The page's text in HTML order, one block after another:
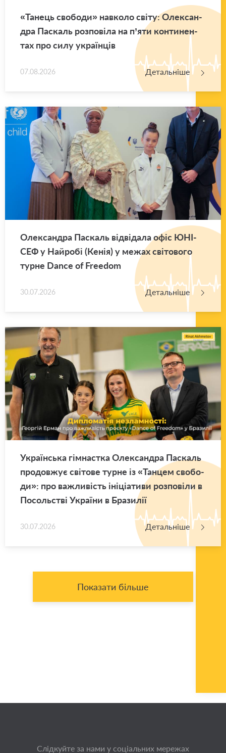
«Та­нець сво­бо­ди» нав­ко­ло світу: Оле­ксан­
дра Па­скаль роз­по­ві­ла на п’яти кон­ти­нен­
тах про силу укра­їн­ців
07.08.2026 Детальніше
Оле­ксан­дра Па­скаль від­ві­да­ла офіс ЮНІ­
СЕФ у Най­ро­бі (Кенія) у межах сві­то­во­го
турне Dance of Freedom
30.07.2026 Детальніше
Укра­їн­ська гім­нас­тка Оле­ксан­дра Па­скаль
про­дов­жує сві­то­ве турне із «Тан­цем сво­бо­
ди»: про ва­жли­вість іні­ці­а­ти­ви роз­по­ві­ли в
По­соль­стві Укра­ї­ни в Бра­зи­лії
30.07.2026 Детальніше
Показати більше
Слідкуйте за нами у соціальних мережах